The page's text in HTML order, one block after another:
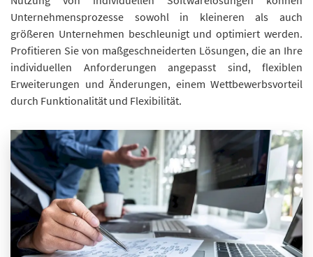
Unternehmensprozesse sowohl in kleineren als auch
größeren Unternehmen beschleunigt und optimiert werden.
Profitieren Sie von maßgeschneiderten Lösungen, die an Ihre
individuellen Anforderungen angepasst sind, flexiblen
Erweiterungen und Änderungen, einem Wettbewerbsvorteil
durch Funktionalität und Flexibilität.